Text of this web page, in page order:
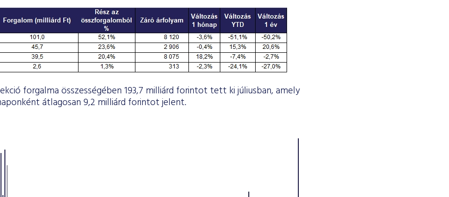
forgalma összességében 193,7 milliárd forintot tett ki júliusban, amely
átlagosan 9,2 milliárd forintot jelent.